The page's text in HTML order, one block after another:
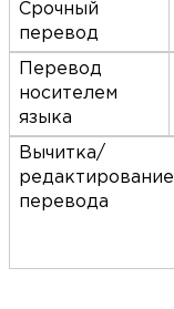
Срочный
перевод
Перевод
носителем
языка
Вычитка/
редактирование
перевода